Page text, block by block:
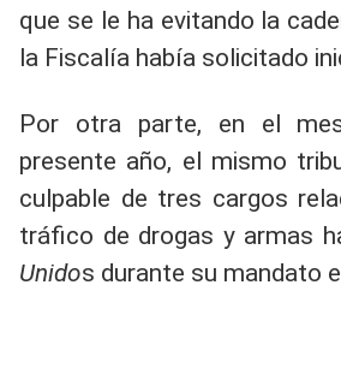
que se le ha evitando la
la Fiscalía había solicitado
Por otra parte, en el
presente año, el mismo
culpable de tres cargos
tráfico de drogas y armas
Unidos durante su mandato